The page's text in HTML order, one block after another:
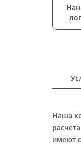
Наша
имеют